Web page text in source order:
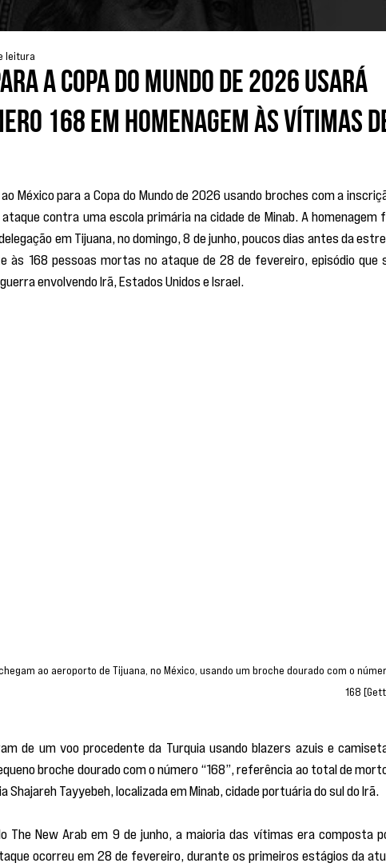
a Copa do Mundo de 2026 usará
168 em homenagem às vítimas
leitura
México para a Copa do Mundo de 2026 usando broches com a
contra uma escola primária na cidade de Minab. A homenagem
em Tijuana, no domingo, 8 de junho, poucos dias antes da
às 168 pessoas mortas no ataque de 28 de fevereiro, episódio que
envolvendo Irã, Estados Unidos e Israel.
ao aeroporto de Tijuana, no México, usando um broche dourado com o
168
de um voo procedente da Turquia usando blazers azuis e
broche dourado com o número “168”, referência ao total de
Shajareh Tayyebeh, localizada em Minab, cidade portuária do sul do Irã.
The New Arab em 9 de junho, a maioria das vítimas era composta
ocorreu em 28 de fevereiro, durante os primeiros estágios da